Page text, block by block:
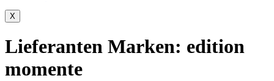
X
Lieferanten Marken: edition
momente